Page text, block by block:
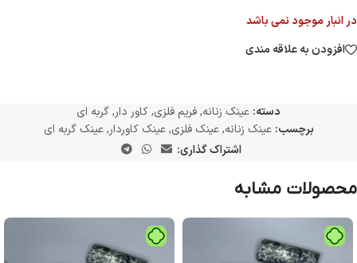
در انبار موجود نمی باشد
افزودن به علاقه مندی
دسته: عینک زنانه,فریم فلزی,کاور دار,گربه ای
برچسب: عینک زنانه, عینک فلزی, عینک کاوردار, عینک گربه ای
اشتراک گذاری:
محصولات مشابه